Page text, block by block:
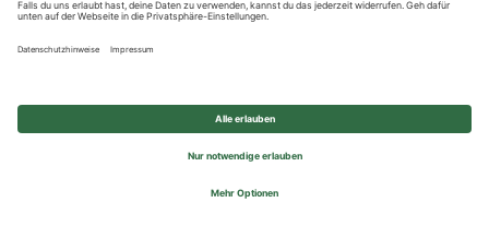
© 2026 REWE Group - All rights reserved